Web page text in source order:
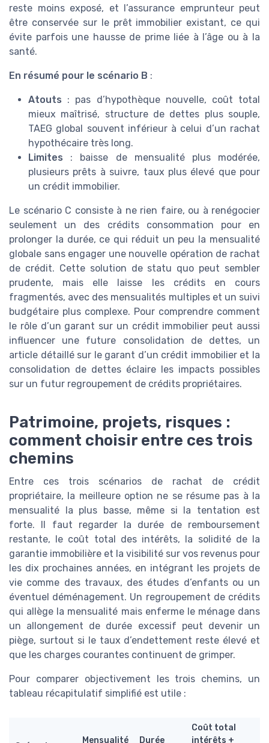
reste moins exposé, et l’assurance emprunteur peut
être conservée sur le prêt immobilier existant, ce qui
évite parfois une hausse de prime liée à l’âge ou à la
santé.
En résumé pour le scénario B :
Atouts : pas d’hypothèque nouvelle, coût total
mieux maîtrisé, structure de dettes plus souple,
TAEG global souvent inférieur à celui d’un rachat
hypothécaire très long.
Limites : baisse de mensualité plus modérée,
plusieurs prêts à suivre, taux plus élevé que pour
un crédit immobilier.
Le scénario C consiste à ne rien faire, ou à renégocier
seulement un des crédits consommation pour en
prolonger la durée, ce qui réduit un peu la mensualité
globale sans engager une nouvelle opération de rachat
de crédit. Cette solution de statu quo peut sembler
prudente, mais elle laisse les crédits en cours
fragmentés, avec des mensualités multiples et un suivi
budgétaire plus complexe. Pour comprendre comment
le rôle d’un garant sur un crédit immobilier peut aussi
influencer une future consolidation de dettes, un
article détaillé sur le garant d’un crédit immobilier et la
consolidation de dettes éclaire les impacts possibles
sur un futur regroupement de crédits propriétaires.
Patrimoine, projets, risques :
comment choisir entre ces trois
chemins
Entre ces trois scénarios de rachat de crédit
propriétaire, la meilleure option ne se résume pas à la
mensualité la plus basse, même si la tentation est
forte. Il faut regarder la durée de remboursement
restante, le coût total des intérêts, la solidité de la
garantie immobilière et la visibilité sur vos revenus pour
les dix prochaines années, en intégrant les projets de
vie comme des travaux, des études d’enfants ou un
éventuel déménagement. Un regroupement de crédits
qui allège la mensualité mais enferme le ménage dans
un allongement de durée excessif peut devenir un
piège, surtout si le taux d’endettement reste élevé et
que les charges courantes continuent de grimper.
Pour comparer objectivement les trois chemins, un
tableau récapitulatif simplifié est utile :
Mensualité Durée
Coût total
intérêts +